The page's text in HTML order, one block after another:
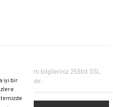
iyi bir
Kredi kartı bilgileriniz 256bit SSL
e-
ile